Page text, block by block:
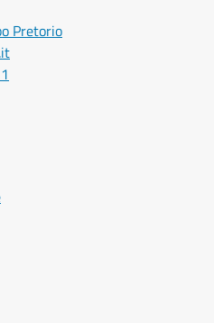
Pretorio